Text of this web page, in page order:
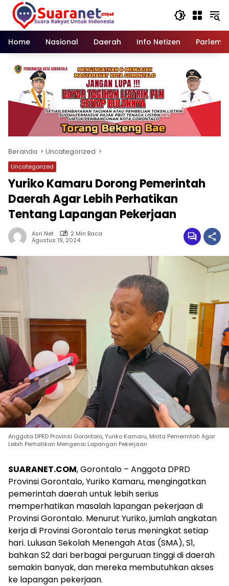
Langsung
konten
Home
Nasional Daerah Info Netizen
Beranda Uncategorized
Uncategorized
Yuriko Kamaru Dorong Pemerintah
Daerah Agar Lebih Perhatikan
Tentang Lapangan Pekerjaan
Asri Net
2 Min Baca
Agustus 19, 2024
Anggota DPRD Provinsi Gorontalo, Yuriko Kamaru, Minta Pemerintah Agar
Lebih Perhatikan Mengenai Lapangan Pekerjaan
SUARANET.COM, Gorontalo – Anggota DPRD
Provinsi Gorontalo, Yuriko Kamaru, mengingatkan
pemerintah daerah untuk lebih serius
memperhatikan masalah lapangan pekerjaan di
Provinsi Gorontalo. Menurut Yuriko, jumlah angkatan
kerja di Provinsi Gorontalo terus meningkat setiap
hari. Lulusan Sekolah Menengah Atas (SMA), S1,
bahkan S2 dari berbagai perguruan tinggi di daerah
semakin banyak, dan mereka membutuhkan akses
ke lapangan pekerjaan.